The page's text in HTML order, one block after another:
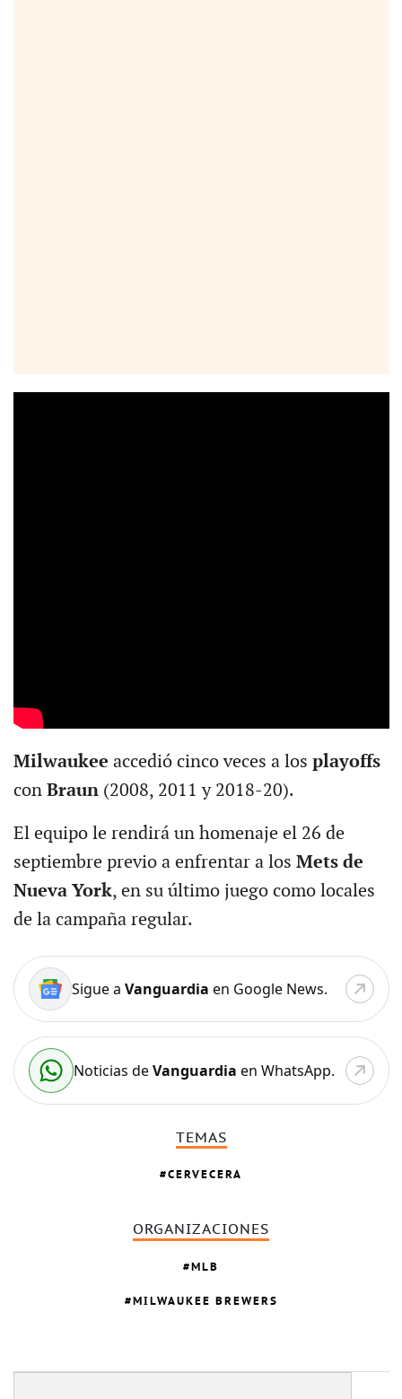
Milwaukee accedió cinco veces a los playoffs
con Braun (2008, 2011 y 2018-20).
El equipo le rendirá un homenaje el 26 de
septiembre previo a enfrentar a los Mets de
Nueva York, en su último juego como locales
de la campaña regular.
Sigue a Vanguardia en Google News.
Noticias deVanguardia en WhatsApp.
TEMAS
CERVECERA
ORGANIZACIONES
MLB
MILWAUKEE BREWERS